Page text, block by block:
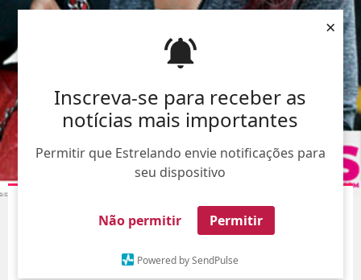
Inscreva-se para receber as
notícias mais importantes
Permitir que Estrelando envie notificações para
seu dispositivo
Não permitir Permitir
Powered by SendPulse
×
ASHLEY TISDALE APARECE COM MECHAS ROSAS